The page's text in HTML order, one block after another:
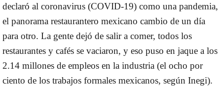
declaró al coronavirus (COVID-19) como una pandemia,
el panorama restaurantero mexicano cambio de un día
para otro. La gente dejó de salir a comer, todos los
restaurantes y cafés se vaciaron, y eso puso en jaque a los
2.14 millones de empleos en la industria (el ocho por
ciento de los trabajos formales mexicanos, según Inegi).